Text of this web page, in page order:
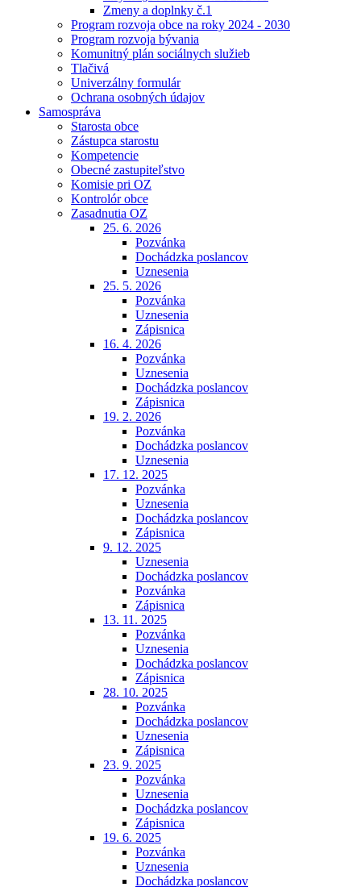
Zmeny a doplnky č.1
Program rozvoja obce na roky 2024 - 2030
Program rozvoja bývania
Komunitný plán sociálnych služieb
Tlačivá
Univerzálny formulár
Ochrana osobných údajov
Samospráva
Starosta obce
Zástupca starostu
Kompetencie
Obecné zastupiteľstvo
Komisie pri OZ
Kontrolór obce
Zasadnutia OZ
25. 6. 2026
Pozvánka
Dochádzka poslancov
Uznesenia
25. 5. 2026
Pozvánka
Uznesenia
Zápisnica
16. 4. 2026
Pozvánka
Uznesenia
Dochádzka poslancov
Zápisnica
19. 2. 2026
Pozvánka
Dochádzka poslancov
Uznesenia
17. 12. 2025
Pozvánka
Uznesenia
Dochádzka poslancov
Zápisnica
9. 12. 2025
Uznesenia
Dochádzka poslancov
Pozvánka
Zápisnica
13. 11. 2025
Pozvánka
Uznesenia
Dochádzka poslancov
Zápisnica
28. 10. 2025
Pozvánka
Dochádzka poslancov
Uznesenia
Zápisnica
23. 9. 2025
Pozvánka
Uznesenia
Dochádzka poslancov
Zápisnica
19. 6. 2025
Pozvánka
Uznesenia
Dochádzka poslancov